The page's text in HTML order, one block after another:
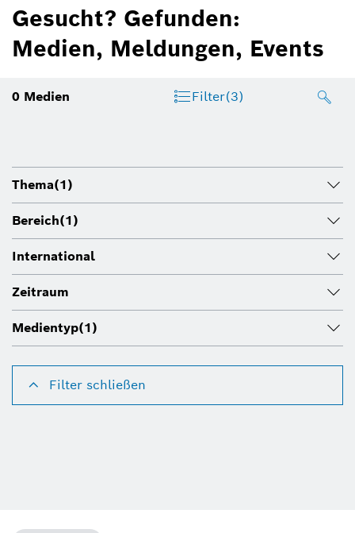
Gesucht? Gefunden:
Medien, Meldungen, Events
0 Medien Filter(3)
Thema(1)
Bereich(1)
International
Zeitraum
Medientyp(1)
Filter schließen